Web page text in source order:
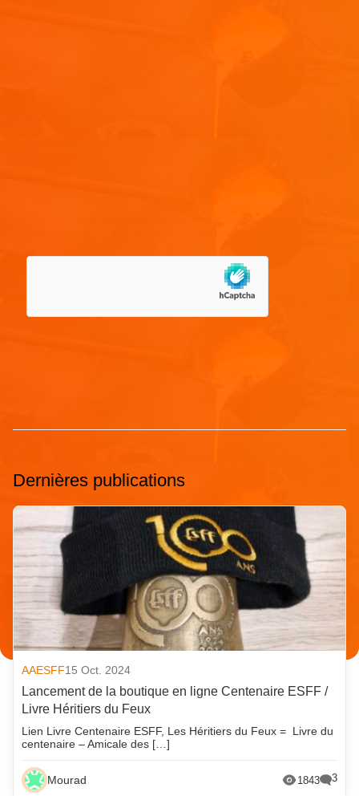
Dernières publications
AAESFF15 Oct. 2024
Lancement de la boutique en ligne Centenaire ESFF /
Livre Héritiers du Feux
Lien Livre Centenaire ESFF, Les Héritiers du Feux = Livre du
centenaire – Amicale des […]
Mourad 1843 3